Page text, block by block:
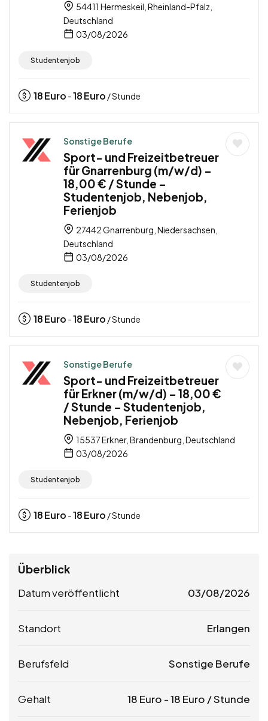
54411 Hermeskeil, Rheinland-Pfalz,
Deutschland
03/08/2026
Studentenjob
18Euro -18Euro / Stunde
Sonstige Berufe
Sport- und Freizeitbetreuer
für Gnarrenburg (m/w/d) –
18,00 € / Stunde –
Studentenjob, Nebenjob,
Ferienjob
27442 Gnarrenburg, Niedersachsen,
Deutschland
03/08/2026
Studentenjob
18Euro -18Euro / Stunde
Sonstige Berufe
Sport- und Freizeitbetreuer
für Erkner (m/w/d) – 18,00 €
/ Stunde – Studentenjob,
Nebenjob, Ferienjob
15537 Erkner, Brandenburg, Deutschland
03/08/2026
Studentenjob
18Euro -18Euro / Stunde
Überblick
Datum veröffentlicht 03/08/2026
Standort Erlangen
Berufsfeld Sonstige Berufe
Gehalt 18 Euro -18 Euro / Stunde